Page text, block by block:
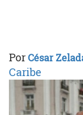
PorCésar
Caribe